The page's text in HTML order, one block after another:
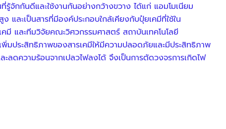
รู้จักกันดีและใช้งานกันอย่างกว้างขวาง ได้แก่ แอมโมเนียม
ละเป็นสารที่มีองค์ประกอบใกล้เคียงกับปุ๋ยเคมีที่ใช้ใน
มี และทีมวิจัยคณะวิศวกรรมศาสตร์ สถาบันเทคโนโลยี
พิ่มประสิทธิภาพของสารเคมีให้มีความปลอดภัยและมีประสิทธิภาพ
ดความร้อนจากเปลวไฟลงได้ จึงเป็นการตัดวงจรการเกิดไฟ